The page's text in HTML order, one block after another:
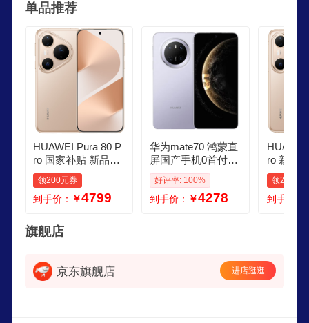
营能力，致力于将最新的科技带给消费者，让世界
各地享受到技术进步的喜悦，以行践言，实现梦
想。
单品推荐
HUAWEI Pura 80 P
ro 国家补贴 新品旗
舰华为手机 p80pro
一英寸主摄拍照 AI
辅助构图 华为鸿蒙
B256GB 官方标配
领200元券
到手价： ￥4799
华为mate70 鸿蒙直
屏国产手机0首付24
期免息超可靠安卓
拍照新款 风信紫 12
GB256GB 0首付白
好评率: 100%
到手价： ￥4278
ro 新品
机
摄拍照
辅助构
领200元
到手价：
旗舰店
京东旗舰店 进店逛逛